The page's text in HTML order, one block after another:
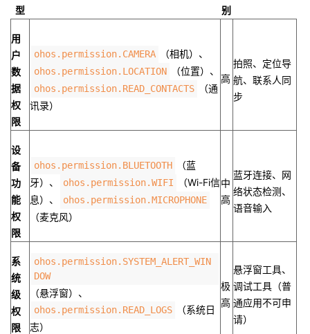
型​
别​
​用
户
数
据
权
限​
ohos.permission.CAMERA （相机）、
ohos.permission.LOCATION （位置）、
ohos.permission.READ_CONTACTS
（通
讯录）
高
拍照、定位导
航、联系人同
步
​设
备
功
能
权
限​
ohos.permission.BLUETOOTH
（蓝
牙）、
ohos.permission.WIFI
（Wi-Fi信
息）、
ohos.permission.MICROPHONE
（麦克风）
中
高
蓝牙连接、网
络状态检测、
语音输入
​系
统
级
权
限​
ohos.permission.SYSTEM_ALERT_WIN
DOW
（悬浮窗）、
ohos.permission.READ_LOGS
（系统日
志）
极
高
悬浮窗工具、
调试工具（普
通应用不可申
请）